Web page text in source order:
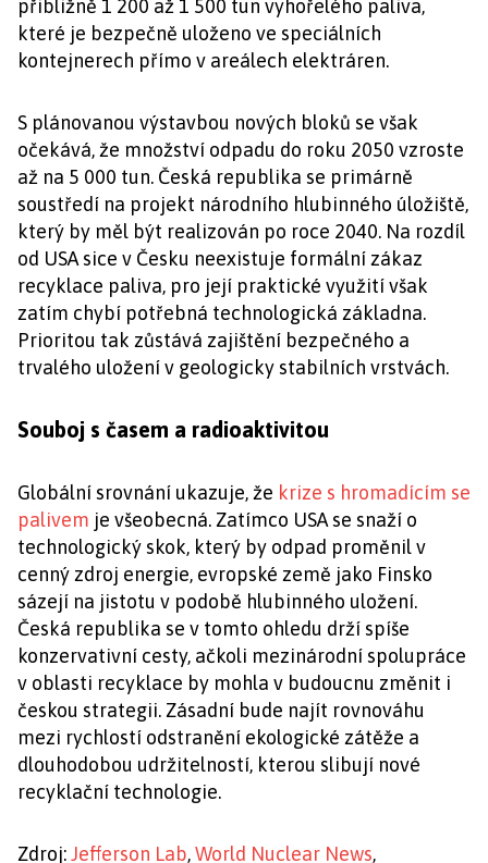
přibližně 1 200 až 1 500 tun vyhořelého paliva,
které je bezpečně uloženo ve speciálních
kontejnerech přímo v areálech elektráren.
S plánovanou výstavbou nových bloků se však
očekává, že množství odpadu do roku 2050 vzroste
až na 5 000 tun. Česká republika se primárně
soustředí na projekt národního hlubinného úložiště,
který by měl být realizován po roce 2040. Na rozdíl
od USA sice v Česku neexistuje formální zákaz
recyklace paliva, pro její praktické využití však
zatím chybí potřebná technologická základna.
Prioritou tak zůstává zajištění bezpečného a
trvalého uložení v geologicky stabilních vrstvách.
Souboj s časem a radioaktivitou
Globální srovnání ukazuje, že krize s hromadícím se
palivem je všeobecná. Zatímco USA se snaží o
technologický skok, který by odpad proměnil v
cenný zdroj energie, evropské země jako Finsko
sázejí na jistotu v podobě hlubinného uložení.
Česká republika se v tomto ohledu drží spíše
konzervativní cesty, ačkoli mezinárodní spolupráce
v oblasti recyklace by mohla v budoucnu změnit i
českou strategii. Zásadní bude najít rovnováhu
mezi rychlostí odstranění ekologické zátěže a
dlouhodobou udržitelností, kterou slibují nové
recyklační technologie.
Zdroj:Jefferson Lab,World Nuclear News,